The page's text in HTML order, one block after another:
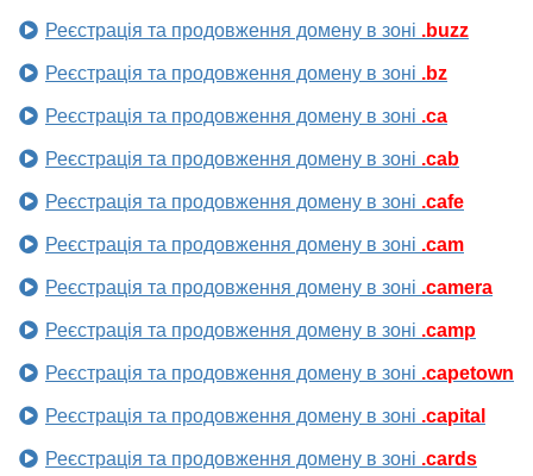
Реєстрація та продовження домену в зоні .buzz
Реєстрація та продовження домену в зоні .bz
Реєстрація та продовження домену в зоні .ca
Реєстрація та продовження домену в зоні .cab
Реєстрація та продовження домену в зоні .cafe
Реєстрація та продовження домену в зоні .cam
Реєстрація та продовження домену в зоні .camera
Реєстрація та продовження домену в зоні .camp
Реєстрація та продовження домену в зоні .capetown
Реєстрація та продовження домену в зоні .capital
Реєстрація та продовження домену в зоні .cards